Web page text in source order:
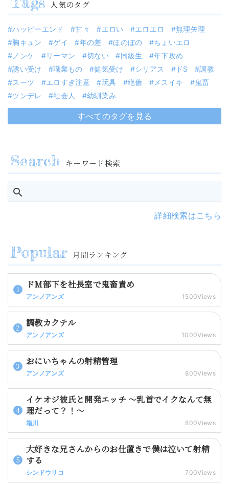
人気のタグ
ハッピーエンド 甘々 エロい エロエロ
無理矢理
胸キュン
ゲイ 年の差 ほのぼの
ちょいエロ
ノンケ
リーマン 切ない 同級生
年下攻め
誘い受け
職業もの 健気受け シリアス ドS
調教
スーツ
エロすぎ注意 玩具 絶倫 メスイキ
鬼畜
ツンデレ
社会人 幼馴染み
すべてのタグを見る
キーワード検索
詳細検索はこちら
月間ランキング
ドM部下を社長室で鬼畜責め
アンノアンズ 1500Views
調教カクテル
アンノアンズ 1000Views
おにいちゃんの射精管理
アンノアンズ 800Views
イケオジ彼氏と開発エッチ 〜乳首でイクなんて無
理だって？！〜
箱川 800Views
大好きな兄さんからのお仕置きで僕は泣いて射精
する
シンドウリコ 700Views